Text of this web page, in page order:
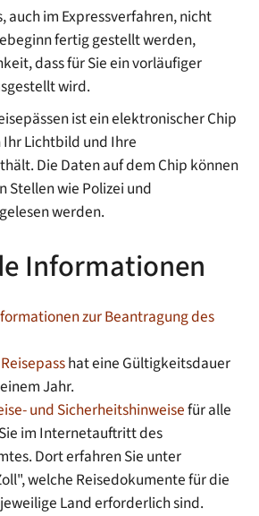
auch im Expressverfahren, nicht
fertig gestellt werden,
dass für Sie ein vorläufiger
wird.
ist ein elektronischer Chip
Lichtbild und Ihre
Die Daten auf dem Chip können
Stellen wie Polizei und
werden.
Informationen
zur Beantragung des
hat eine Gültigkeitsdauer
Jahr.
und Sicherheitshinweisefür alle
im Internetauftritt des
Dort erfahren Sie unter
welche Reisedokumente für die
Land erforderlich sind.